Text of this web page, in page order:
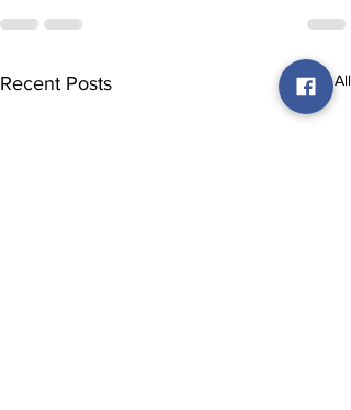
Recent Posts See All